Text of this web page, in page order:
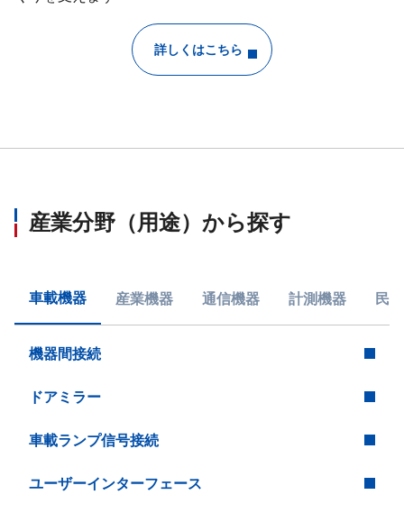
詳しくはこちら
産業分野（用途）から探す
車載機器 産業機器 通信機器 計測機器 民
機器間接続
ドアミラー
車載ランプ信号接続
ユーザーインターフェース